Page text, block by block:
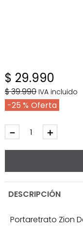
$ 29.990
$39.990 IVA incluido
25 %
＋
－
DESCRIPCIÓN
Portaretrato Zion